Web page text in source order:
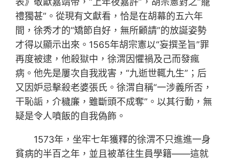
禮獨甚”。從現有文獻看，恰是在胡幕的五六年
間，徐秀才的“矯節自好，無所顧請”的放誕姿勢
才得以顯示出來。1565年胡宗憲以“妄撰圣旨”罪
再度被逮，他殺獄中，徐渭因懼禍及己而發瘋
病。他先是屢次自我戕害，“九逝世輒九生”；后
又因妒忌擊殺老婆張氏。徐渭自稱“一涉義所否，
干恥詬，介穢廉，雖斷頭不成奪”。以其行動，無
疑是令人噴飯的自我偽飾。
1573年，坐牢七年獲釋的徐渭不只進進一身
貧病的半百之年，並且被革往生員學籍——這就